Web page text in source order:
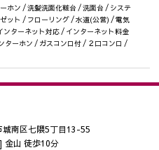
ホン / 洗髪洗面化粧台 / 洗面台 / システ
ット / フローリング / 水道(公営) / 電気
ターネット対応 / インターネット料金
ターホン / ガスコンロ付 / ２口コンロ /
城南区七隈5丁目13-55
金山 徒歩10分